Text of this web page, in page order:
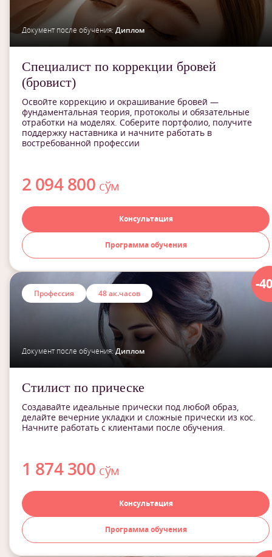
Документ после обучения: Диплом
Специалист по коррекции бровей
(бровист)
Освойте коррекцию и окрашивание бровей —
фундаментальная теория, протоколы и обязательные
отработки на моделях. Соберите портфолио, получите
поддержку наставника и начните работать в
востребованной профессии
2 094 800 сўм
Консультация
Программа обучения
-
Профессия 48 ак.часов
Документ после обучения: Диплом
Стилист по прическе
Создавайте идеальные прически под любой образ,
делайте вечерние укладки и сложные прически из кос.
Начните работать с клиентами после обучения.
1 874 300 сўм
Консультация
Программа обучения